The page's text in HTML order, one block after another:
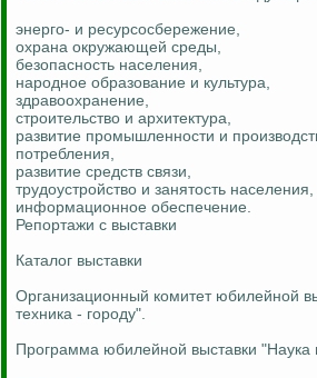
энерго- и ресурсосбережение,
охрана окружающей среды,
безопасность населения,
народное образование и культура,
здравоохранение,
строительство и архитектура,
развитие промышленности и
потребления,
развитие средств связи,
трудоустройство и занятость населения,
информационное обеспечение.
Репортажи с выставки
Каталог выставки
Организационный комитет юбилейной
техника - городу".
Программа юбилейной выставки "Наука